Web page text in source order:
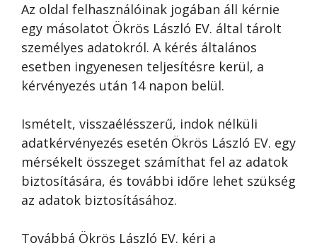
Az oldal felhasználóinak jogában áll kérnie
egy másolatot Ökrös László EV. által tárolt
személyes adatokról. A kérés általános
esetben ingyenesen teljesítésre kerül, a
kérvényezés után 14 napon belül.
Ismételt, visszaélésszerű, indok nélküli
adatkérvényezés esetén Ökrös László EV. egy
mérsékelt összeget számíthat fel az adatok
biztosítására, és további időre lehet szükség
az adatok biztosításához.
Továbbá Ökrös László EV. kéri a